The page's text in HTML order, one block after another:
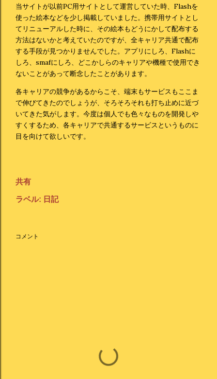
当サイトが以前PC用サイトとして運営していた時、Flashを
使った絵本などを少し掲載していました。携帯用サイトとし
てリニューアルした時に、その絵本もどうにかして配布する
方法はないかと考えていたのですが、全キャリア共通で配布
する手段が見つかりませんでした。アプリにしろ、Flashに
しろ、smafにしろ、どこかしらのキャリアや機種で使用でき
ないことがあって断念したことがあります。
各キャリアの競争があるからこそ、端末もサービスもここま
で伸びてきたのでしょうが、そろそろそれも打ち止めに近づ
いてきた気がします。今度は個人でも色々なものを開発しや
すくするため、各キャリアで共通するサービスというものに
目を向けて欲しいです。
共有
ラベル: 日記
コメント